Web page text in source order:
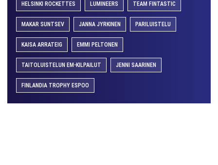
HELSINKI ROCKETTES LUMINEERS TEAM FINTASTIC
MAKAR SUNTSEV JANNA JYRKINEN PARILUISTELU
KAISA ARRATEIG EMMI PELTONEN
TAITOLUISTELUN EM-KILPAILUT JENNI SAARINEN
FINLANDIA TROPHY ESPOO